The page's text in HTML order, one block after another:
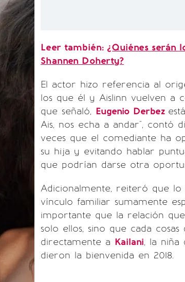
Leer también: ¿Quiénes serán
Shannen Doherty?
El actor hizo referencia al
los que él y Aislinn vuelven a
que señaló, Eugenio Derbez
Ais, nos echa a andar", contó
veces que el comediante ha
su hija y evitando hablar
que podrían darse otra
Adicionalmente, reiteró que
vínculo familiar sumamente
importante que la relación
solo ellos, sino que cada
directamente a Kailani, la
dieron la bienvenida en 2018.